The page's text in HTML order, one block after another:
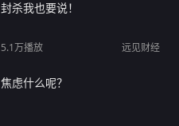
封杀我也要说！
5.1万播放 远见财经
焦虑什么呢？